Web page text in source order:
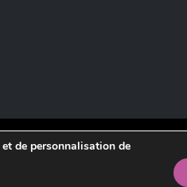
de personnalisation de